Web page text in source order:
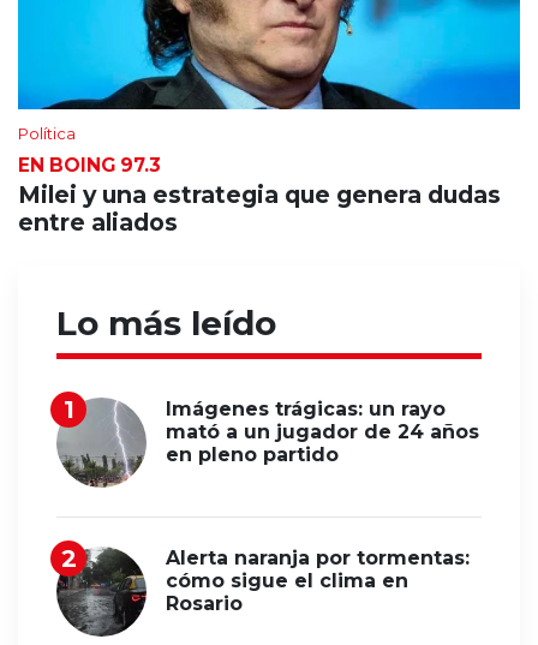
Política
EN BOING 97.3
Milei y una estrategia que genera dudas
entre aliados
Lo más leído
Imágenes trágicas: un rayo
mató a un jugador de 24 años
en pleno partido
Alerta naranja por tormentas:
cómo sigue el clima en
Rosario